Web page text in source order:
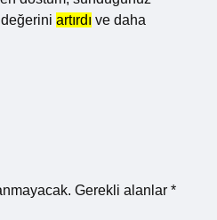
değerini artırdı ve daha
Gerekli alanlar *